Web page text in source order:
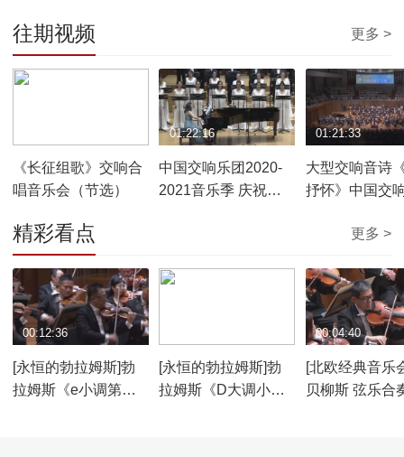
往期视频 更多 >
《长征组歌》交响合
唱音乐会（节选）
中国交响乐团2020-
2021音乐季 庆祝中
01:22:16
大型交响音诗
抒怀》中国交
01:21:33
精彩看点 更多 >
[永恒的勃拉姆斯]勃
拉姆斯《e小调第四
00:12:36
[永恒的勃拉姆斯]勃
拉姆斯《D大调小提
[北欧经典音乐
贝柳斯 弦乐合
00:04:40